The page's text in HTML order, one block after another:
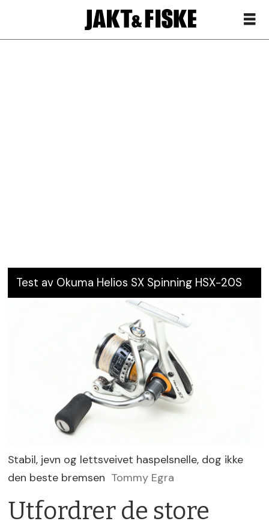
Test av Okuma Helios SX Spinning HSX-20S
Stabil, jevn og lettsveivet haspelsnelle, dog ikke
den beste bremsen Tommy Egra
Utfordrer de store